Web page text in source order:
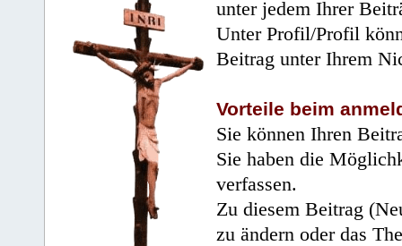
unter jedem Ihrer
Unter Profil/Profil
Beitrag unter Ihrem
Vorteile beim
Sie können Ihren
Sie haben die
verfassen.
Zu diesem Beitrag
zu ändern oder das